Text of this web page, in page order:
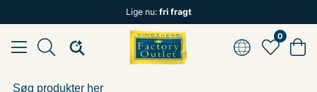
Lige nu: fri fragt
0